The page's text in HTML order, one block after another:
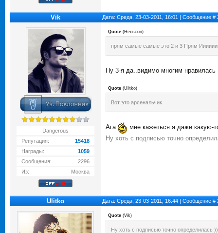
Vik Дата: Среда, 23-03-2011, 16:01 | Сообщение #
Dangerous
Репутация:
15418
Награды:
1059
Сообщения:
2296
Из:
Москва
Quote (Нельсон)
прям самые самые это 2 и 3 Прям
Ну 3-я да..видимо многим нравилась
Quote (Ulitko)
Вот это арсенальчик
Ага
мне кажеться я даже какую-
Ну хоть с подписью точно
Ulitko Дата: Среда, 23-03-2011, 16:44 | Сообщение #
Quote (Vik)
Ну хоть с подписью точно определилась